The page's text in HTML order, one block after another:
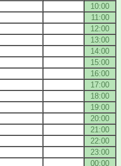
10:00
11:00
12:00
13:00
14:00
15:00
16:00
17:00
18:00
19:00
20:00
21:00
22:00
23:00
00:00